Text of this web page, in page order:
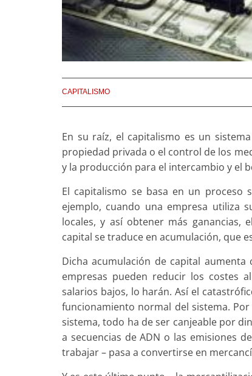
CAPITALISMO
En su raíz, el capitalismo es un
propiedad privada o el control de los
y la producción para el intercambio y el
El capitalismo se basa en un proceso
ejemplo, cuando una empresa utiliza
locales, y así obtener más ganancias,
capital se traduce en acumulación, que
Dicha acumulación de capital
empresas pueden reducir los costes
salarios bajos, lo harán. Así el
funcionamiento normal del sistema.
sistema, todo ha de ser canjeable por
a secuencias de ADN o las emisiones
trabajar – pasa a convertirse en